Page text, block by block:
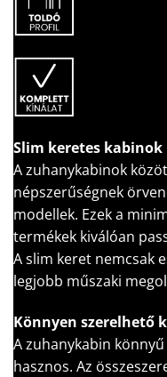
Slim keretes kabinok
A zuhanykabinok
népszerűségnek
modellek. Ezek a
termékek kiválóan
A slim keret nemcsak
legjobb műszaki
Könnyen szerelhető
A zuhanykabin
hasznos. Az